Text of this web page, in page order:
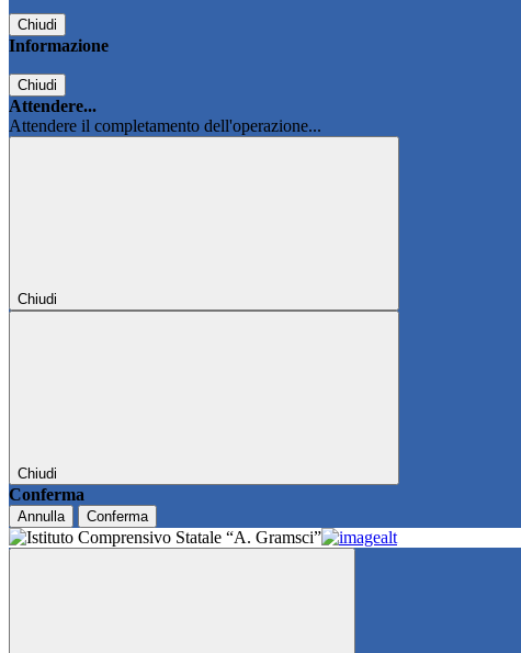
Chiudi
Informazione
Chiudi
Attendere...
Attendere il completamento dell'operazione...
Chiudi
Chiudi
Conferma
Annulla Conferma